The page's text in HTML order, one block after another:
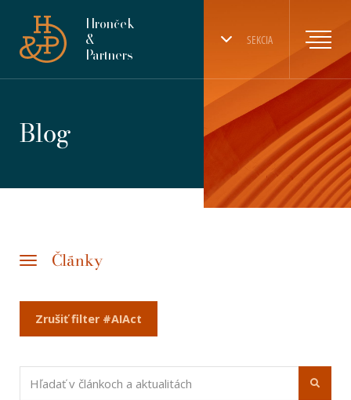
SEKCIA
Hronček
&
Partners
Blog
Články
Zrušiť filter #AIAct